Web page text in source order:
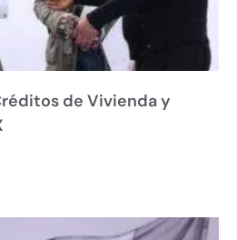
de Vivienda y